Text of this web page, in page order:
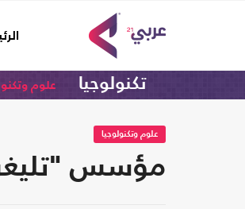
تكنولوجيا علوم
علوم وتكنولوجيا
مؤسس